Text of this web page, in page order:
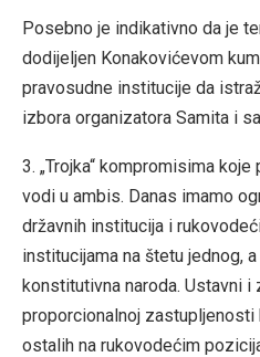
Posebno je indikativno da je
dodijeljen Konakovićevom
pravosudne institucije da
izbora organizatora Samita i
3. „Trojka“ kompromisima
vodi u ambis. Danas imamo
državnih institucija i
institucijama na štetu jednog,
konstitutivna naroda. Ustavni i
proporcionalnoj
ostalih na rukovodećim